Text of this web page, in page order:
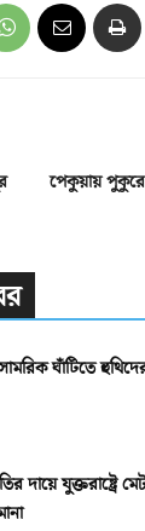
‎পেকুয়ায়
ঘাঁটিতে
দায়ে যুক্তরাষ্ট্রে